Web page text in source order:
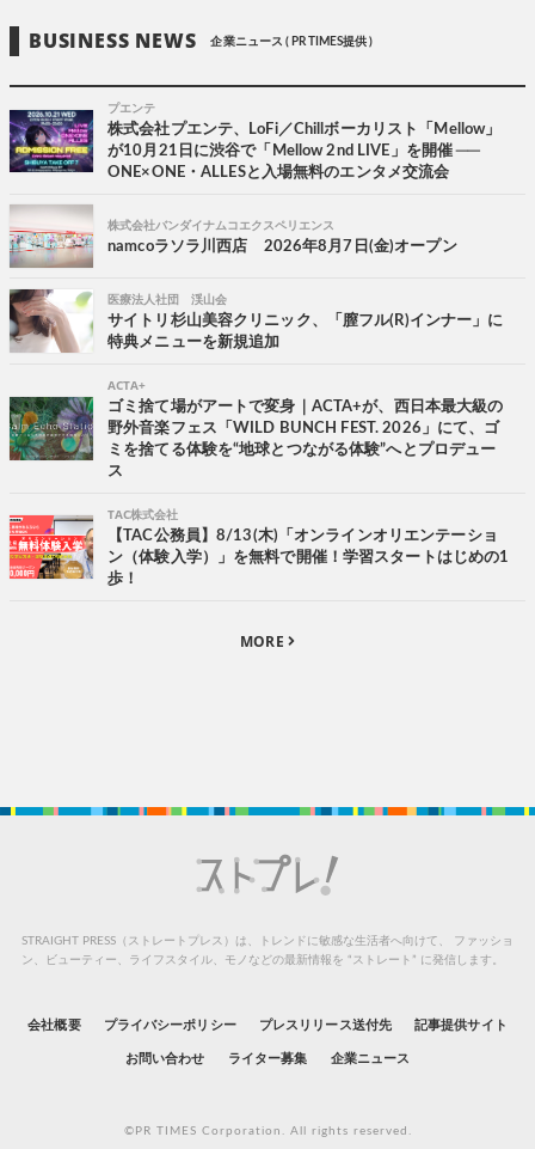
BUSINESS NEWS 企業ニュース ( PR TIMES提供 )
プエンテ
株式会社プエンテ、LoFi／Chillボーカリスト「Mellow」
が10月21日に渋谷で「Mellow 2nd LIVE」を開催 ──
ONE×ONE・ALLESと入場無料のエンタメ交流会
株式会社バンダイナムコエクスペリエンス
namcoラソラ川西店 2026年8月7日(金)オープン
医療法人社団 渓山会
サイトリ杉山美容クリニック、「膣フル(R)インナー」に
特典メニューを新規追加
ACTA+
ゴミ捨て場がアートで変身｜ACTA+が、西日本最大級の
野外音楽フェス「WILD BUNCH FEST. 2026」にて、ゴ
ミを捨てる体験を“地球とつながる体験”へとプロデュー
ス
TAC株式会社
【TAC公務員】8/13(木)「オンラインオリエンテーショ
ン（体験入学）」を無料で開催！学習スタートはじめの1
歩！
MORE
STRAIGHT PRESS（ストレートプレス）は、トレンドに敏感な生活者へ向けて、
ファッショ
ン、ビューティー、ライフスタイル、モノなどの最新情報を “ストレート” に発信します。
会社概要 プライバシーポリシー プレスリリース送付先 記事提供サイト
お問い合わせ ライター募集 企業ニュース
©PR TIMES Corporation. All rights reserved.